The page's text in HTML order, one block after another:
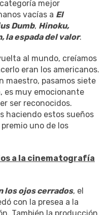
mejor
vacías a El
Dumb, Hinoku,
la espada del valor.
al mundo, creíamos
eran los americanos.
maestro, pasamos siete
es muy emocionante
ser reconocidos.
haciendo estos sueños
uno de los
a la cinematografía
los ojos cerrados, el
con la presea a la
También la producción